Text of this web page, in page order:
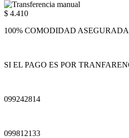
$ 4.410
100% COMODIDAD ASEGURADA
SI EL PAGO ES POR
099242814
099812133